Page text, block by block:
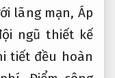
lãng mạn, Áp
ngũ thiết kế
tiết đều hoàn